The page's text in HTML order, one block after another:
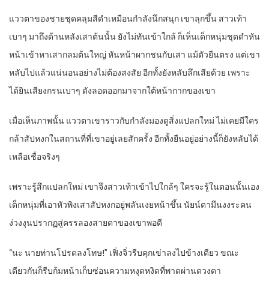
แววตาของชายชุดคลุมสีดำเหมือนกำลังนึกสนุก เขาลุกขึ้น สาวเท้า
เบาๆ มาถึงด้านหลังเสาต้นนั้น ยังไม่ทันเข้าใกล้ ก็เห็นเด็กหนุ่มชุดดำหัน
หน้าเข้าหาเสากลมต้นใหญ่ หันหน้าผากชนกับเสา แม้ตัวยืนตรง แต่เขา
หลับไปแล้วแน่นอนอย่างไม่ต้องสงสัย อีกทั้งยังหลับลึกเสียด้วย เพราะ
ได้ยินเสียงกรนเบาๆ ดังลอดออกมาจากใต้หน้ากากของเขา
เมื่อเห็นภาพนั้น แววตาเขาราวกับกำลังมองดูสิ่งแปลกใหม่ ไม่เคยมีใคร
กล้าสัปหงกในสถานที่ที่เขาอยู่เลยสักครั้ง อีกทั้งยืนอยู่อย่างนี้ก็ยังหลับได้
เหลือเชื่อจริงๆ
เพราะรู้สึกแปลกใหม่ เขาจึงสาวเท้าเข้าไปใกล้ๆ ใครจะรู้ในตอนนั้นเอง
เด็กหนุ่มที่เอาหัวพิงเสาสัปหงกอยู่พลันเงยหน้าขึ้น นัยน์ตามึนงงระคน
ง่วงงุนปรากฏสู่ครรลองสายตาของเขาพอดี
“นะ นายท่านโปรดลงโทษ!” เฟิ่งจิ่วรีบคุกเข่าลงไปข้างเดียว ขณะ
เดียวกันก็รีบก้มหน้าเก็บซ่อนความหงุดหงิดที่พาดผ่านดวงตา